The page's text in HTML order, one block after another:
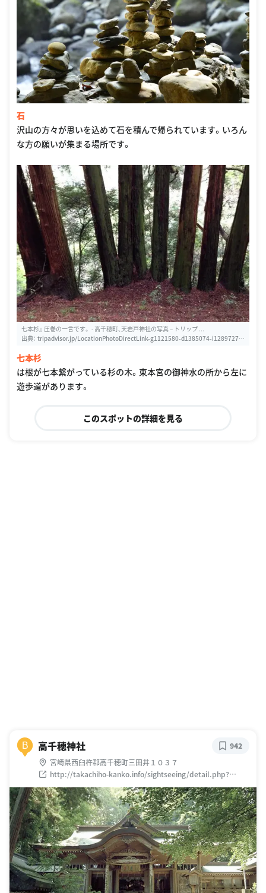
石
沢山の方々が思いを込めて石を積んで帰られています。いろん
な方の願いが集まる場所です。
七本杉』 圧巻の一言です。 - 高千穂町、天岩戸神社の写真 – トリップ ...
出典： tripadvisor.jp/LocationPhotoDirectLink-g1121580-d1385074-i12897272
_Kyu.html
七本杉
は根が七本繋がっている杉の木。東本宮の御神水の所から左に
遊歩道があります。
このスポットの詳細を見る
B 高千穂神社
宮崎県西臼杵郡高千穂町三田井１０３７
http://takachiho-kanko.info/sightseeing/detail.php?
log=1336615324
942